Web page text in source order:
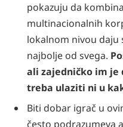
pokazuju da
multinacionalnih
lokalnom nivou daju
najbolje od svega.
ali zajedničko im je
treba ulaziti ni u
Biti dobar igrač u
često podrazumeva